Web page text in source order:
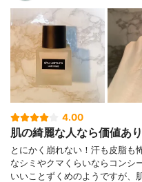
4.00
肌の綺麗な人なら価値あり
とにかく崩れない！汗も皮脂も
なシミやクマくらいならコンシ
いいことずくめのようですが、